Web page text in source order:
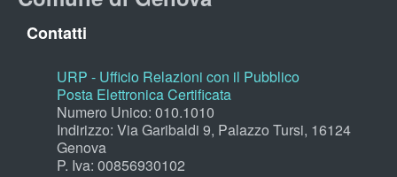
Contatti
URP - Ufficio Relazioni con il Pubblico
Posta Elettronica Certificata
Numero Unico: 010.1010
Indirizzo: Via Garibaldi 9, Palazzo Tursi, 16124
Genova
P. Iva: 00856930102